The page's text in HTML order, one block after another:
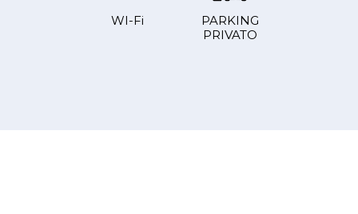
WI-Fi
PARKING
PRIVATO